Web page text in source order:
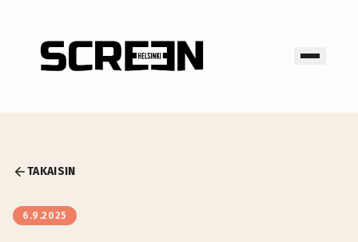
TAKAISIN
6.9.2025